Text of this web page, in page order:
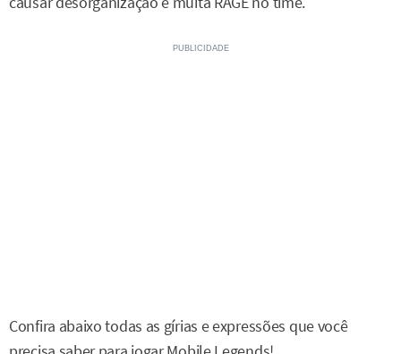
Confira abaixo todas as gírias e expressões que você